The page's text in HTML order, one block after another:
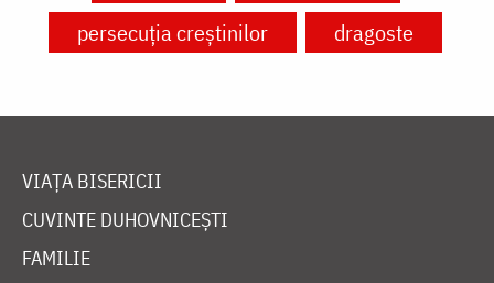
persecuția creștinilor
dragoste
VIAȚA BISERICII
CUVINTE DUHOVNICEȘTI
FAMILIE